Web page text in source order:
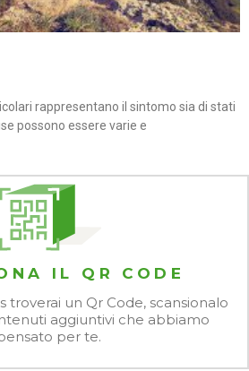
rappresentano il sintomo sia di stati
possono essere varie e
IL QR CODE
troverai un Qr Code, scansionalo
aggiuntivi che abbiamo
per te.